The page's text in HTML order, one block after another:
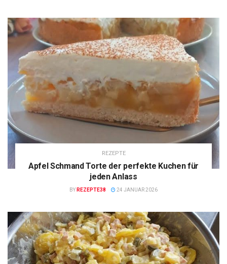
REZEPTE
Apfel Schmand Torte der perfekte Kuchen für
jeden Anlass
BY REZEPTE38 24 JANUAR 2026